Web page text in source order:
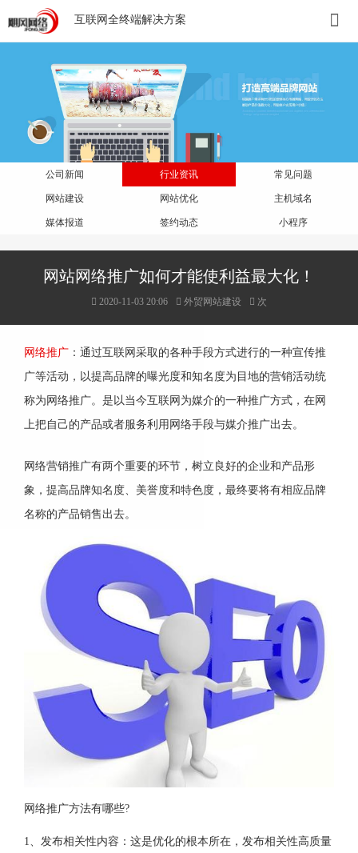
互联网全终端解决方案
公司新闻 行业资讯 常见问题
网站建设 网站优化 主机域名
媒体报道 签约动态 小程序
网站网络推广如何才能使利益最大化！
2020-11-03 20:06 外贸网站建设 次
网络推广 ：通过互联网采取的各种手段方式进行的一种宣传推
广等活动，以提高品牌的曝光度和知名度为目地的营销活动统
称为网络推广。是以当今互联网为媒介的一种推广方式，在网
上把自己的产品或者服务利用网络手段与媒介推广出去。
网络营销推广有两个重要的环节，树立良好的企业和产品形
象，提高品牌知名度、美誉度和特色度，最终要将有相应品牌
名称的产品销售出去。
网络推广方法有哪些?
1、发布相关性内容：这是优化的根本所在，发布相关性高质量